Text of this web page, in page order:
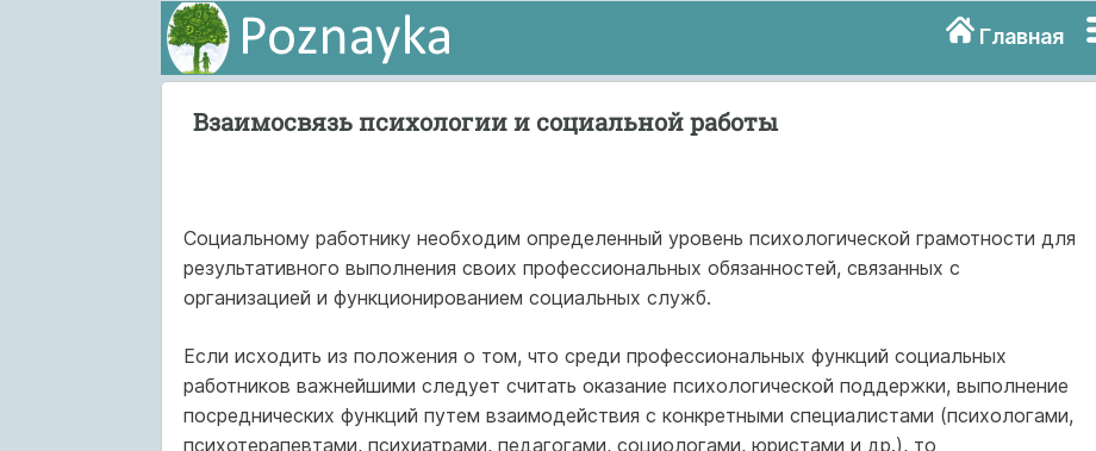
Главная
Взаимосвязь психологии и социальной работы
Социальному работнику необходим определенный уровень психологической грамотности для
результативного выполнения своих профессиональных обязанностей, связанных с
организацией и функционированием социальных служб.
Если исходить из положения о том, что среди профессиональных функций социальных
работников важнейшими следует считать оказание психологической поддержки, выполнение
посреднических функций путем взаимодействия с конкретными специалистами (психологами,
психотерапевтами, психиатрами, педагогами, социологами, юристами и др.), то